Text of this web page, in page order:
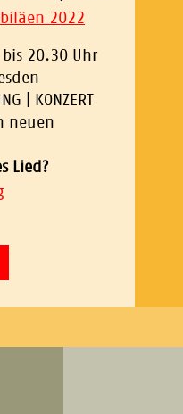
2022
20.30 Uhr
| KONZERT
neuen
Lied?